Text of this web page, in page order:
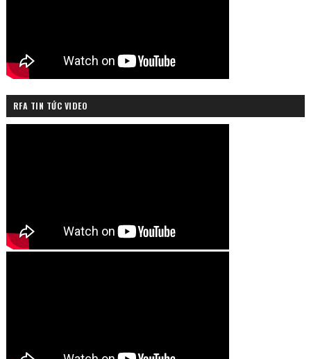
RFA TIN TỨC VIDEO